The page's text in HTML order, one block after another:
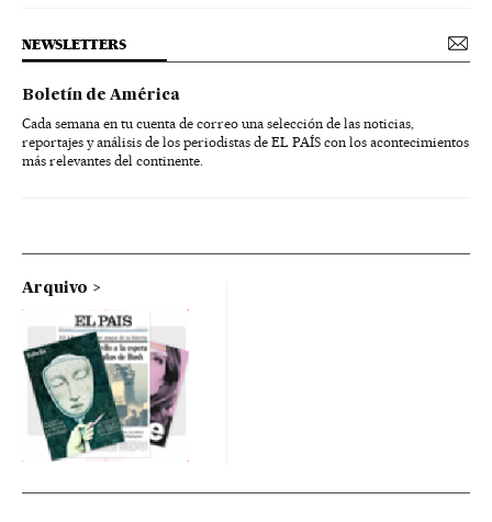
NEWSLETTERS
Boletín de América
Cada semana en tu cuenta de correo una selección de las noticias,
reportajes y análisis de los periodistas de EL PAÍS con los acontecimientos
más relevantes del continente.
Arquivo